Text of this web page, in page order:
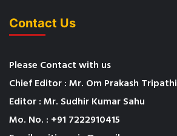
Contact Us
Please Contact with us
Chief Editor : Mr. Om Prakash Tripathi
Editor : Mr. Sudhir Kumar Sahu
Mo. No. : +91 7222910415